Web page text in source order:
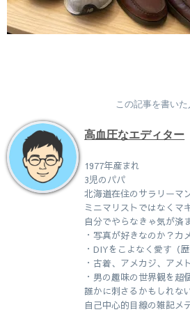
この記事を書いた
高血圧なエディター
1977年産まれ
3児のパパ
北海道在住のサラリーマ
ミニマリストではなくマ
自分でやらなきゃ気が済
・写真が好きなのか？カ
・DIYをこよなく愛す（
・古着、アメカジ、アメ
・男の趣味の世界観を超
誰かに刺さるかもしれな
自己中心的目線の雑記メ